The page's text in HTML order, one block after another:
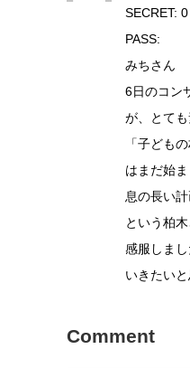
SECRET: 0
PASS:
みちさん
6日のコン
が、とても
「子ども
はまだ始
息の長い
という柏
感服しま
いきたいと
Comment